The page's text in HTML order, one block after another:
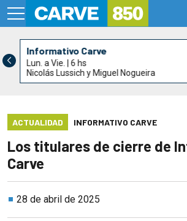
Informativo Carve
Lun. a Vie. | 6 hs
Nicolás Lussich y Miguel Nogueira
ACTUALIDAD INFORMATIVO CARVE
Los titulares de cierre de
Carve
28 de abril de 2025